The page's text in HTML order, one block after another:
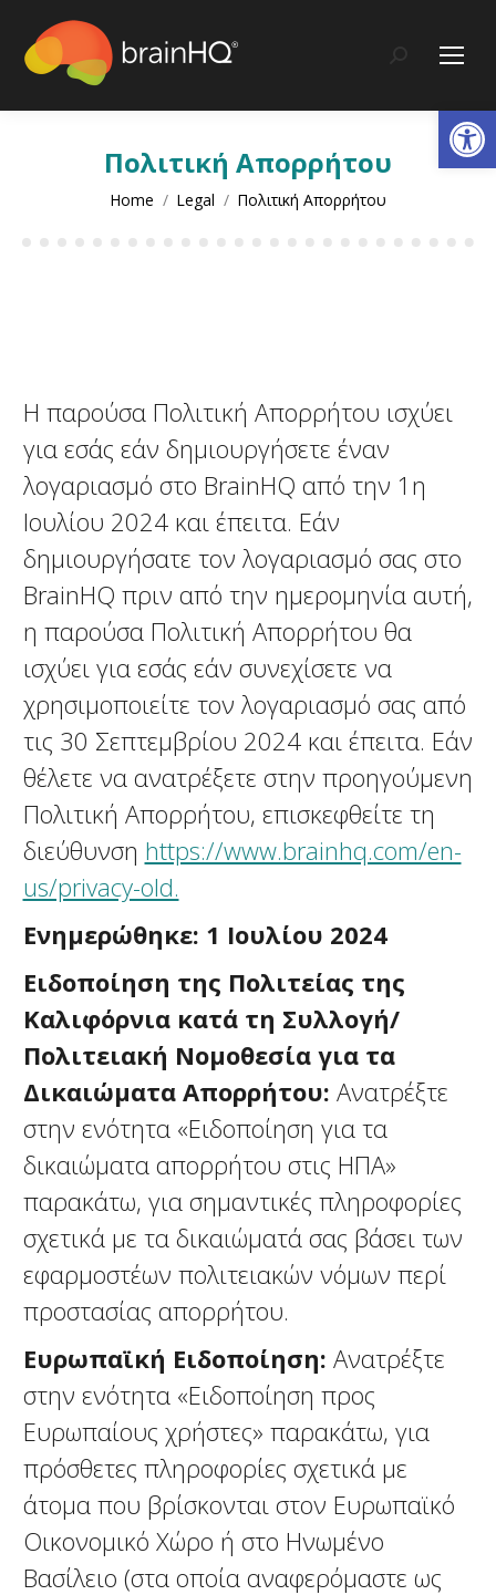
content
Search:
Πολιτική Απορρήτου
You are here:
Home Legal Πολιτική Απορρήτου
Η παρούσα Πολιτική Απορρήτου ισχύει
για εσάς εάν δημιουργήσετε έναν
λογαριασμό στο BrainHQ από την 1η
Ιουλίου 2024 και έπειτα. Εάν
δημιουργήσατε τον λογαριασμό σας στο
BrainHQ πριν από την ημερομηνία αυτή,
η παρούσα Πολιτική Απορρήτου θα
ισχύει για εσάς εάν συνεχίσετε να
χρησιμοποιείτε τον λογαριασμό σας από
τις 30 Σεπτεμβρίου 2024 και έπειτα. Εάν
θέλετε να ανατρέξετε στην προηγούμενη
Πολιτική Απορρήτου, επισκεφθείτε τη
διεύθυνση https://www.brainhq.com/en-
us/privacy-old.
Ενημερώθηκε: 1 Ιουλίου 2024
Ειδοποίηση της Πολιτείας της
Καλιφόρνια κατά τη Συλλογή/
Πολιτειακή Νομοθεσία για τα
Δικαιώματα Απορρήτου: Ανατρέξτε
στην ενότητα «Ειδοποίηση για τα
δικαιώματα απορρήτου στις ΗΠΑ»
παρακάτω, για σημαντικές πληροφορίες
σχετικά με τα δικαιώματά σας βάσει των
εφαρμοστέων πολιτειακών νόμων περί
προστασίας απορρήτου.
Ευρωπαϊκή Ειδοποίηση: Ανατρέξτε
στην ενότητα «Ειδοποίηση προς
Ευρωπαίους χρήστες» παρακάτω, για
πρόσθετες πληροφορίες σχετικά με
άτομα που βρίσκονται στον Ευρωπαϊκό
Οικονομικό Χώρο ή στο Ηνωμένο
Βασίλειο (στα οποία αναφερόμαστε ως